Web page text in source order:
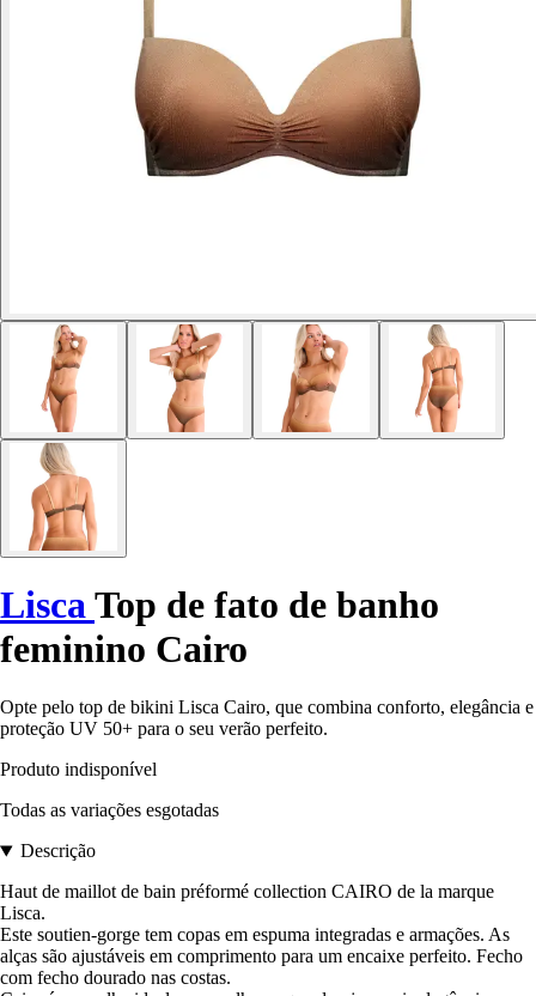
Lisca Top de fato de banho
feminino Cairo
Opte pelo top de bikini Lisca Cairo, que combina conforto, elegância e
proteção UV 50+ para o seu verão perfeito.
Produto indisponível
Todas as variações esgotadas
Descrição
Haut de maillot de bain préformé collection CAIRO de la marque
Lisca.
Este soutien-gorge tem copas em espuma integradas e armações. As
alças são ajustáveis em comprimento para um encaixe perfeito. Fecho
com fecho dourado nas costas.